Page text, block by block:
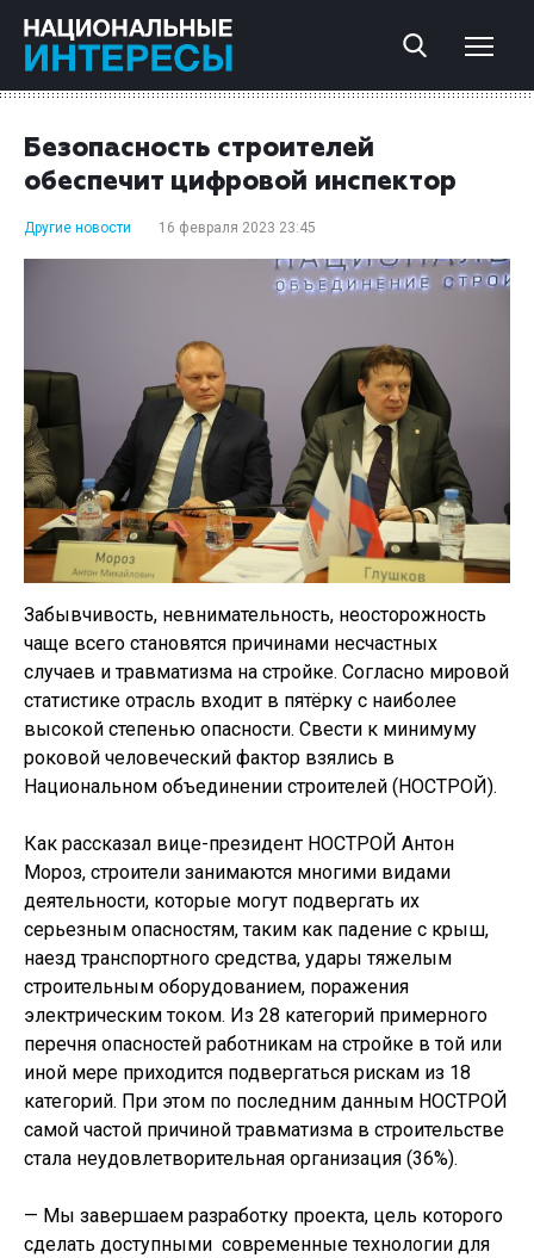
Безопасность строителей
обеспечит цифровой инспектор
Другие новости 16 февраля 2023 23:45
Забывчивость, невнимательность, неосторожность
чаще всего становятся причинами несчастных
случаев и травматизма на стройке. Согласно мировой
статистике отрасль входит в пятёрку с наиболее
высокой степенью опасности. Свести к минимуму
роковой человеческий фактор взялись в
Национальном объединении строителей (НОСТРОЙ).
Как рассказал вице-президент НОСТРОЙ Антон
Мороз, строители занимаются многими видами
деятельности, которые могут подвергать их
серьезным опасностям, таким как падение с крыш,
наезд транспортного средства, удары тяжелым
строительным оборудованием, поражения
электрическим током. Из 28 категорий примерного
перечня опасностей работникам на стройке в той или
иной мере приходится подвергаться рискам из 18
категорий. При этом по последним данным НОСТРОЙ
самой частой причиной травматизма в строительстве
стала неудовлетворительная организация (36%).
— Мы завершаем разработку проекта, цель которого
сделать доступными современные технологии для